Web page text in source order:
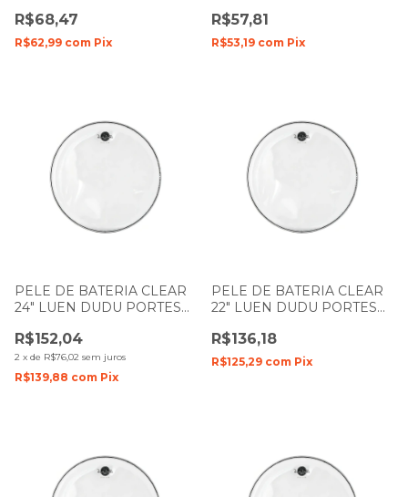
DUPLO
R$68,47
R$62,99 com Pix
DUPLO
R$57,81
R$53,19 com Pix
PELE DE BATERIA CLEAR
24" LUEN DUDU PORTES
R$152,04
2 x de R$76,02 sem juros
R$139,88 com Pix
PELE DE BATERIA CLEAR
22" LUEN DUDU PORTES
R$136,18
R$125,29 com Pix